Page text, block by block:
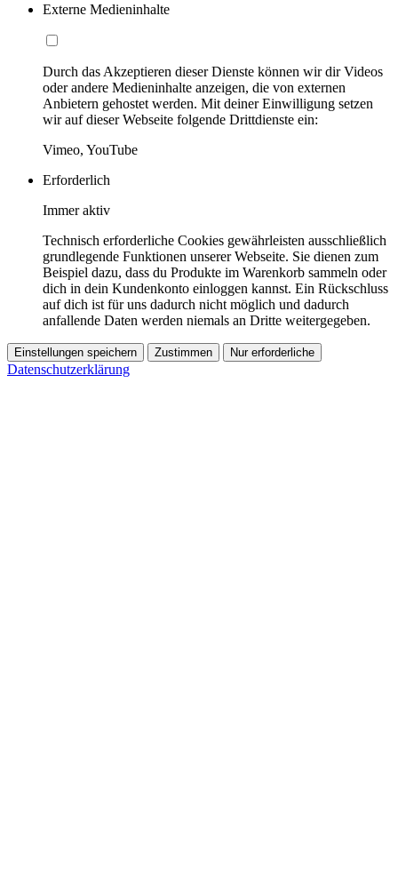
Externe Medieninhalte
Durch das Akzeptieren dieser Dienste können wir dir Videos
oder andere Medieninhalte anzeigen, die von externen
Anbietern gehostet werden. Mit deiner Einwilligung setzen
wir auf dieser Webseite folgende Drittdienste ein:
Vimeo, YouTube
Erforderlich
Immer aktiv
Technisch erforderliche Cookies gewährleisten ausschließlich
grundlegende Funktionen unserer Webseite. Sie dienen zum
Beispiel dazu, dass du Produkte im Warenkorb sammeln oder
dich in dein Kundenkonto einloggen kannst. Ein Rückschluss
auf dich ist für uns dadurch nicht möglich und dadurch
anfallende Daten werden niemals an Dritte weitergegeben.
Einstellungen speichern Zustimmen Nur erforderliche
Datenschutzerklärung